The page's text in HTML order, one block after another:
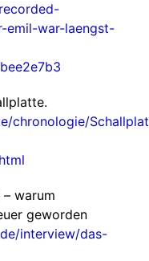
emil-war-laengst-
chronologie/
– warum
geworden
interview/das-